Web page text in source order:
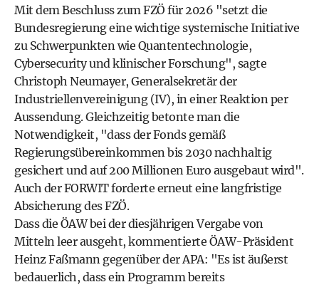
Mit dem Beschluss zum FZÖ für 2026 "setzt die
Bundesregierung eine wichtige systemische Initiative
zu Schwerpunkten wie Quantentechnologie,
Cybersecurity und klinischer Forschung", sagte
Christoph Neumayer, Generalsekretär der
Industriellenvereinigung (IV), in einer Reaktion per
Aussendung. Gleichzeitig betonte man die
Notwendigkeit, "dass der Fonds gemäß
Regierungsübereinkommen bis 2030 nachhaltig
gesichert und auf 200 Millionen Euro ausgebaut wird".
Auch der FORWIT forderte erneut eine langfristige
Absicherung des FZÖ.
Dass die ÖAW bei der diesjährigen Vergabe von
Mitteln leer ausgeht, kommentierte ÖAW-Präsident
Heinz Faßmann gegenüber der APA: "Es ist äußerst
bedauerlich, dass ein Programm bereits